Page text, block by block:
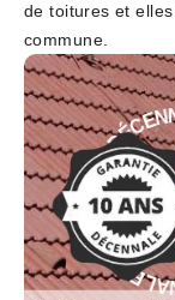
de toitures et
commune.
G
A
R
A
N
T
I
E
D
É
C
E
NNAL
-